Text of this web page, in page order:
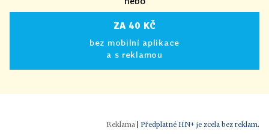
ZA 40 KČ
bez mobilní aplikace
a s reklamou
Předplatné HN+ je zcela bez reklam.